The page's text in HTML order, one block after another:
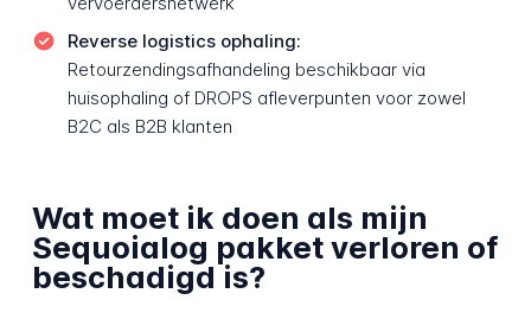
Reverse logistics ophaling:
Retourzendingsafhandeling beschikbaar via
huisophaling of DROPS afleverpunten voor zowel
B2C als B2B klanten
Wat moet ik doen als mijn
Sequoialog pakket verloren of
beschadigd is?